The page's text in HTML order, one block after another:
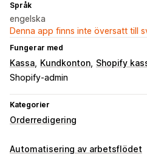
Språk
engelska
Denna app finns inte översatt till
Fungerar med
Kassa Kundkonton Shopify
Shopify-admin
Kategorier
Orderredigering
Orderuppdateringar
Automatisering av arbetsflödet